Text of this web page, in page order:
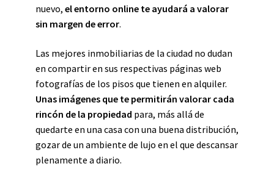
nuevo, el entorno online te ayudará a valorar
sin margen de error.
Las mejores inmobiliarias de la ciudad no dudan
en compartir en sus respectivas páginas web
fotografías de los pisos que tienen en alquiler.
Unas imágenes que te permitirán valorar cada
rincón de la propiedad para, más allá de
quedarte en una casa con una buena distribución,
gozar de un ambiente de lujo en el que descansar
plenamente a diario.